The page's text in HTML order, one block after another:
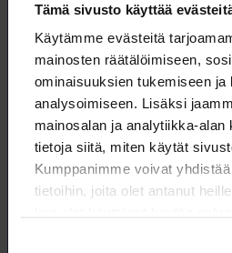
Tämä sivusto käyttää
Käytämme evästeitä
mainosten räätälöimiseen,
ominaisuuksien tukemiseen ja
analysoimiseen. Lisäksi
mainosalan ja analytiikka-alan
tietoja siitä, miten käytät
Kumppanimme voivat
tietoihin, joita olet antanut
Nuutti Mikkonen
Kampuspromoottori
Henri Forssten
Jäsenhankintavastaava